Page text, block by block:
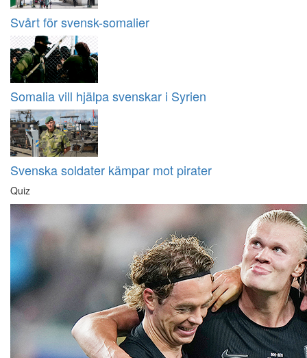
Svårt för svensk-somalier
Somalia vill hjälpa svenskar i Syrien
Svenska soldater kämpar mot pirater
Quiz